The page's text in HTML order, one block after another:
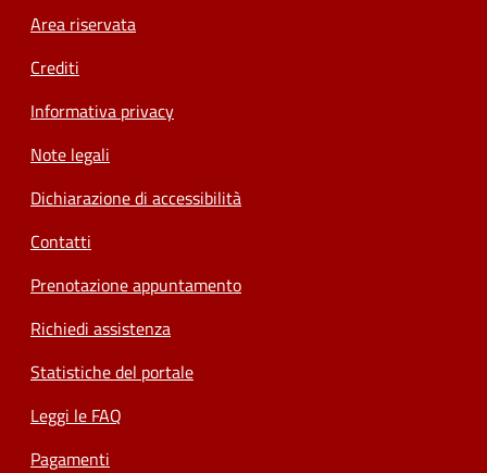
Footer menu
Area riservata
Crediti
Informativa privacy
Note legali
Dichiarazione di accessibilità
Contatti
Prenotazione appuntamento
Richiedi assistenza
Statistiche del portale
Leggi le FAQ
Pagamenti